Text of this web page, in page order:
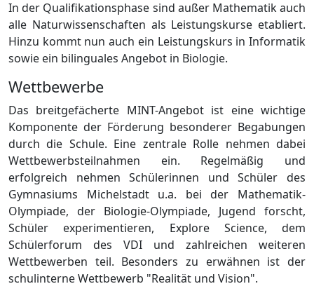
In der Qualifikationsphase sind außer Mathematik auch
alle Naturwissenschaften als Leistungskurse etabliert.
Hinzu kommt nun auch ein Leistungskurs in Informatik
sowie ein bilinguales Angebot in Biologie.
Wettbewerbe
Das breitgefächerte MINT-Angebot ist eine wichtige
Komponente der Förderung besonderer Begabungen
durch die Schule. Eine zentrale Rolle nehmen dabei
Wettbewerbsteilnahmen ein. Regelmäßig und
erfolgreich nehmen Schülerinnen und Schüler des
Gymnasiums Michelstadt u.a. bei der Mathematik-
Olympiade, der Biologie-Olympiade, Jugend forscht,
Schüler experimentieren, Explore Science, dem
Schülerforum des VDI und zahlreichen weiteren
Wettbewerben teil. Besonders zu erwähnen ist der
schulinterne Wettbewerb "Realität und Vision".